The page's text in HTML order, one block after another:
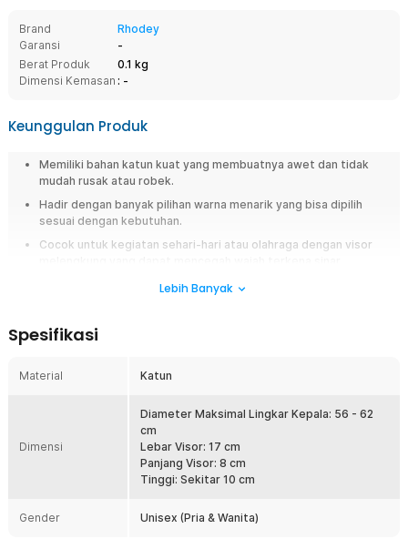
Brand
Rhodey
Garansi
-
Berat Produk
0.1 kg
Dimensi Kemasan : -
Keunggulan Produk
Memiliki bahan katun kuat yang membuatnya awet dan tidak
mudah rusak atau robek.
Hadir dengan banyak pilihan warna menarik yang bisa dipilih
sesuai dengan kebutuhan.
Cocok untuk kegiatan sehari-hari atau olahraga dengan visor
Detail patch minimalis pada bagian depan dibuat dengan jahitan
Sering beraktivitas di luar ruangan membuat kepala terasa panas dan
wajah silau karena sinar matahari? Topi baseball Rhodey EDIKO hadir
sebagai solusi stylish dan nyaman untuk penggunaan sehari-hari.
Dengan bahan katun adem, panjang visor, serta strap dapat disesuaikan,
topi ini cocok dipakai pria maupun wanita untuk olahraga, traveling,
Lebih Banyak
Spesifikasi
Material Katun
Dimensi
Diameter Maksimal Lingkar Kepala: 56 - 62
cm
Lebar Visor: 17 cm
Panjang Visor: 8 cm
Tinggi: Sekitar 10 cm
Gender Unisex (Pria & Wanita)